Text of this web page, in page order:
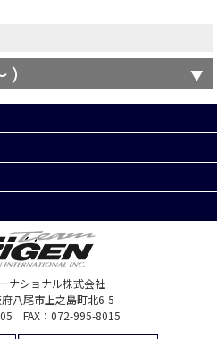
ナショナル株式会社
八尾市上之島町北6-5
FAX：072-995-8015